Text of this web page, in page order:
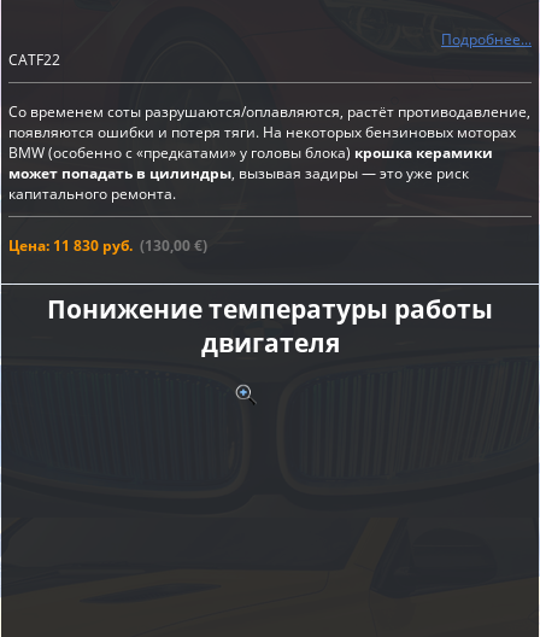
Подробнее...
CATF22
Со временем соты разрушаются/оплавляются, растёт противодавление,
появляются ошибки и потеря тяги. На некоторых бензиновых моторах
BMW (особенно с «предкатами» у головы блока) крошка керамики
может попадать в цилиндры, вызывая задиры — это уже риск
капитального ремонта.
Цена: 11 830 руб. (130,00 €)
Понижение температуры работы
двигателя